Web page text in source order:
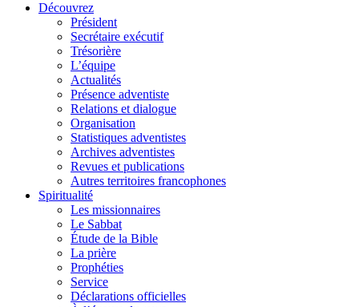
Découvrez
Président
Secrétaire exécutif
Trésorière
L’équipe
Actualités
Présence adventiste
Relations et dialogue
Organisation
Statistiques adventistes
Archives adventistes
Revues et publications
Autres territoires francophones
Spiritualité
Les missionnaires
Le Sabbat
Étude de la Bible
La prière
Prophéties
Service
Déclarations officielles